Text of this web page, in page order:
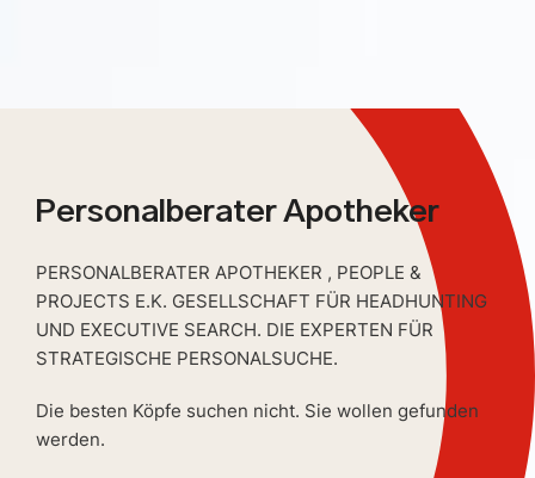
Personalberater Apotheker
PERSONALBERATER APOTHEKER , PEOPLE &
PROJECTS E.K. GESELLSCHAFT FÜR HEADHUNTING
UND EXECUTIVE SEARCH. DIE EXPERTEN FÜR
STRATEGISCHE PERSONALSUCHE.
Die besten Köpfe suchen nicht. Sie wollen gefunden
werden.